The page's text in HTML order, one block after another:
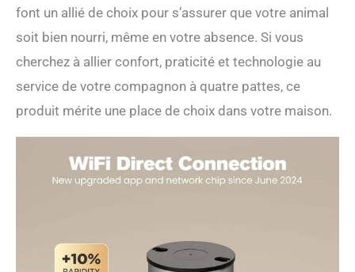
font un allié de choix pour s’assurer que votre animal
soit bien nourri, même en votre absence. Si vous
cherchez à allier confort, praticité et technologie au
service de votre compagnon à quatre pattes, ce
produit mérite une place de choix dans votre maison.